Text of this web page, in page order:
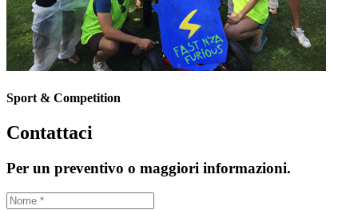
Sport & Competition
Contattaci
Per un preventivo o maggiori informazioni.